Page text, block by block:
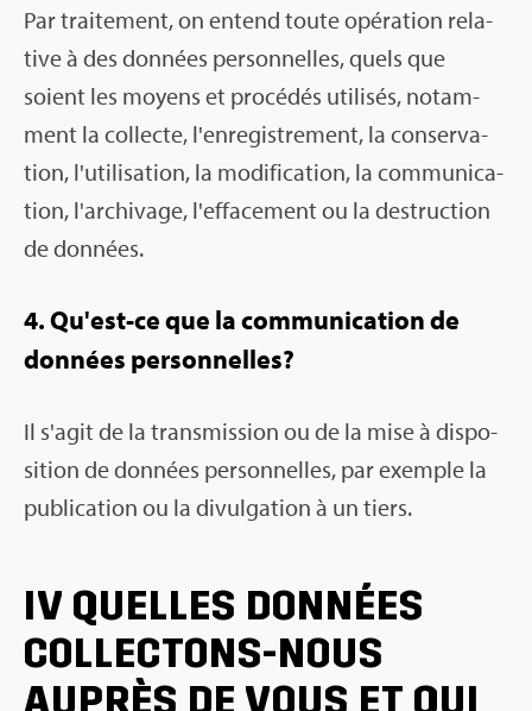
Par trai­te­ment, on entend toute opé­ra­tion rela­
tive à des don­nées per­son­nelles, quels que
soient les moyens et pro­cé­dés uti­li­sés, notam­
ment la col­lecte, l'en­re­gis­tre­ment, la conser­va­
tion, l'uti­li­sa­tion, la modi­fi­ca­tion, la com­mu­ni­ca­
tion, l'ar­chi­vage, l'ef­fa­ce­ment ou la des­truc­tion
de don­nées.
4. Qu'est-ce que la com­mu­ni­ca­tion de
don­nées per­son­nelles?
Il s'agit de la trans­mis­sion ou de la mise à dis­po­
si­tion de don­nées per­son­nelles, par exemple la
publi­ca­tion ou la divul­ga­tion à un tiers.
IV QUELLES DON­NÉES
COL­LEC­TONS-NOUS
AUPRÈS DE VOUS ET QUI